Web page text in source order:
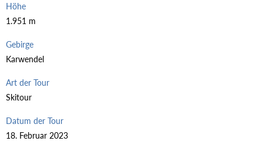
Höhe
1.951 m
Gebirge
Karwendel
Art der Tour
Skitour
Datum der Tour
18. Februar 2023